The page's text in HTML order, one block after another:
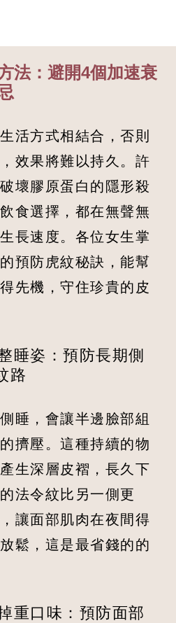
法：避開4個加速衰
活方式相結合，否則
效果將難以持久。許
壞膠原蛋白的隱形殺
食選擇，都在無聲無
長速度。各位女生掌
預防虎紋秘訣，能幫
先機，守住珍貴的皮
睡姿：預防長期側
路
睡，會讓半邊臉部組
擠壓。這種持續的物
生深層皮褶，長久下
法令紋比另一側更
讓面部肌肉在夜間得
鬆，這是最省錢的的
重口味：預防面部